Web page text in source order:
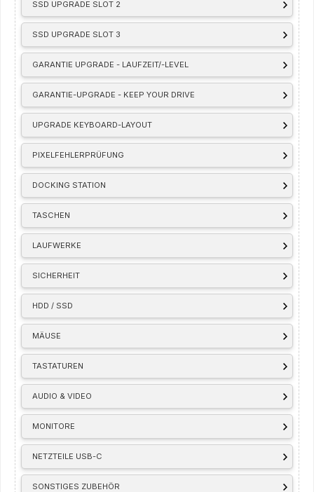
SSD UPGRADE SLOT 2
SSD UPGRADE SLOT 3
GARANTIE UPGRADE - LAUFZEIT/-LEVEL
GARANTIE-UPGRADE - KEEP YOUR DRIVE
UPGRADE KEYBOARD-LAYOUT
PIXELFEHLERPRÜFUNG
DOCKING STATION
TASCHEN
LAUFWERKE
SICHERHEIT
HDD / SSD
MÄUSE
TASTATUREN
AUDIO & VIDEO
MONITORE
NETZTEILE USB-C
SONSTIGES ZUBEHÖR